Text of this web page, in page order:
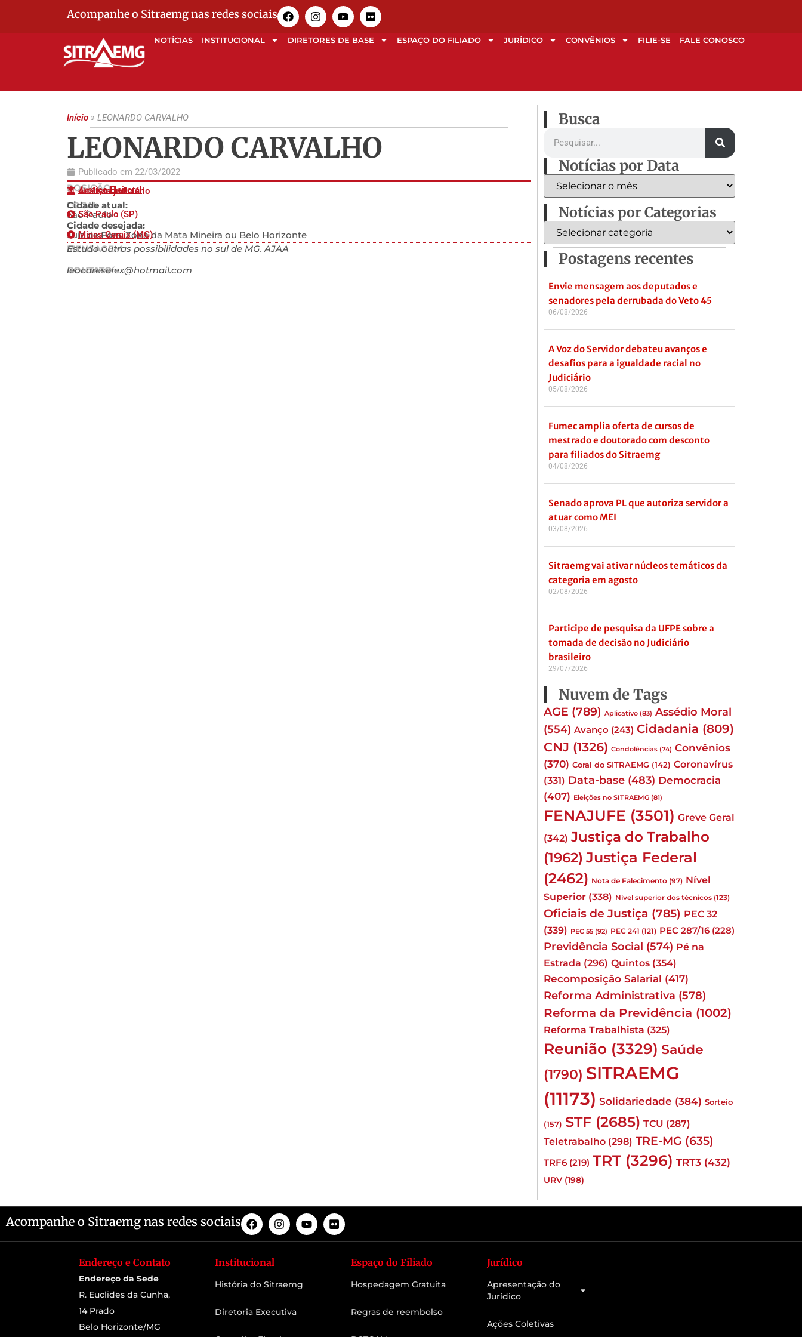
Acompanhe o Sitraemg nas redes sociais
NOTÍCIAS INSTITUCIONAL DIRETORES DE BASE ESPAÇO DO FILIADO JURÍDICO CONVÊNIOS FILIE-SE FALE CONOSCO
Início » LEONARDO CARVALHO
LEONARDO CARVALHO
Publicado em 22/03/2022
POSIÇÃO
Justiça Eleitoral
Analista judiciário
LOCAL
Cidade atual:
São Paulo
São Paulo (SP)
Cidade desejada:
Juiz de Fora, Zona da Mata Mineira ou Belo Horizonte
Minas Gerais (MG)
MENSAGEM
Estudo outras possibilidades no sul de MG. AJAA
CONTATO
leocaresefex@hotmail.com
Busca
Notícias por Data
Notícias por Categorias
Postagens recentes
Envie mensagem aos deputados e
senadores pela derrubada do Veto 45
06/08/2026
A Voz do Servidor debateu avanços e
desafios para a igualdade racial no
Judiciário
05/08/2026
Fumec amplia oferta de cursos de
mestrado e doutorado com desconto
para filiados do Sitraemg
04/08/2026
Senado aprova PL que autoriza servidor a
atuar como MEI
03/08/2026
Sitraemg vai ativar núcleos temáticos da
categoria em agosto
02/08/2026
Participe de pesquisa da UFPE sobre a
tomada de decisão no Judiciário
brasileiro
29/07/2026
Nuvem de Tags
AGE (789) Aplicativo (83) Assédio Moral
(554) Avanço (243) Cidadania (809)
CNJ (1326) Condolências (74) Convênios
(370) Coral do SITRAEMG (142) Coronavírus
(331) Data-base (483) Democracia
(407) Eleições no SITRAEMG (81)
FENAJUFE (3501) Greve Geral
(342) Justiça do Trabalho
(1962) Justiça Federal
(2462) Nota de Falecimento (97) Nível
Superior (338) Nível superior dos técnicos (123)
Oficiais de Justiça (785) PEC 32
(339) PEC 55 (92) PEC 241 (121) PEC 287/16 (228)
Previdência Social (574) Pé na
Estrada (296) Quintos (354)
Recomposição Salarial (417)
Reforma Administrativa (578)
Reforma da Previdência (1002)
Reforma Trabalhista (325)
Reunião (3329) Saúde
(1790) SITRAEMG
(11173) Solidariedade (384) Sorteio
(157) STF (2685) TCU (287)
Teletrabalho (298) TRE-MG (635)
TRF6 (219) TRT (3296) TRT3 (432)
URV (198)
Acompanhe o Sitraemg nas redes sociais
Endereço e Contato
Endereço da Sede
R. Euclides da Cunha,
14 Prado
Belo Horizonte/MG
Institucional
História do Sitraemg
Diretoria Executiva
Espaço do Filiado
Hospedagem Gratuita
Regras de reembolso
Jurídico
Apresentação do
Jurídico
Ações Coletivas